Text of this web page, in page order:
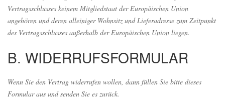
Vertragsschlusses keinem Mitgliedstaat der Europäischen Union
angehören und deren alleiniger Wohnsitz und Lieferadresse zum Zeitpunkt
des Vertragsschlusses außerhalb der Europäischen Union liegen.
B. WIDERRUFSFORMULAR
Wenn Sie den Vertrag widerrufen wollen, dann füllen Sie bitte dieses
Formular aus und senden Sie es zurück.